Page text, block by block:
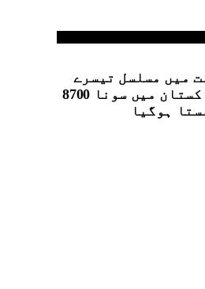
میں مسلسل تیسرے
روز کمی، پاکستان میں سونا 8700
ہوگیا